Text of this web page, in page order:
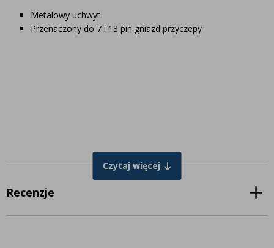
Metalowy uchwyt
Przenaczony do 7 i 13 pin gniazd przyczepy
Czytaj więcej
Recenzje